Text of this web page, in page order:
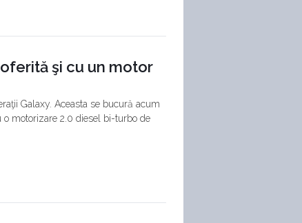
şi cu un motor
Galaxy. Aceasta se bucură acum
motorizare 2.0 diesel bi-turbo de